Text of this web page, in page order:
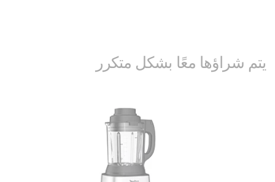
يتم شراؤها معًا بشكل متكرر